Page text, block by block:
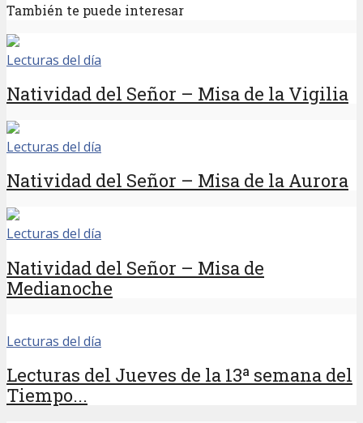
También te puede interesar
Lecturas del día
Natividad del Señor – Misa de la Vigilia
Lecturas del día
Natividad del Señor – Misa de la Aurora
Lecturas del día
Natividad del Señor – Misa de
Medianoche
Lecturas del día
Lecturas del Jueves de la 13ª semana del
Tiempo...